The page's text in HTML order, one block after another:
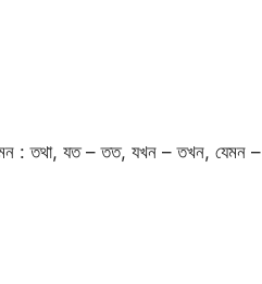
: তথা, যত – তত, যখন – তখন, যেমন –